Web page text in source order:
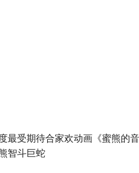
最受期待合家欢动画《蜜熊的
智斗巨蛇